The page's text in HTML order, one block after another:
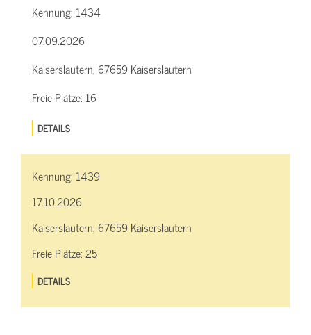
Kennung: 1434
07.09.2026
Kaiserslautern, 67659 Kaiserslautern
Freie Plätze: 16
DETAILS
Kennung: 1439
17.10.2026
Kaiserslautern, 67659 Kaiserslautern
Freie Plätze:25
DETAILS